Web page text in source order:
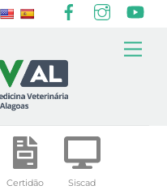
Certidão Siscad